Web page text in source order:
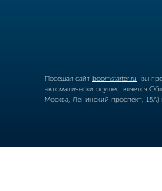
Посещая сайт boomstarter.ru , вы
автоматически осуществляется
Москва, Ленинский проспект, 15А)